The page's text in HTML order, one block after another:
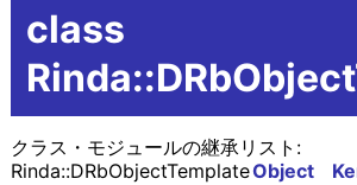
class
クラス・モジュールの継承リスト:
Object
Rinda::DRbObjectTemplate